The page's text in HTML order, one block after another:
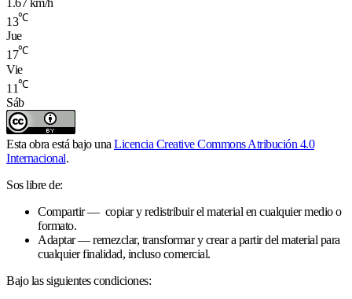
1.67 km/h
13℃
Jue
17℃
Vie
11℃
Sáb
Esta obra está bajo una Licencia Creative Commons Atribución 4.0
Internacional.
Sos libre de:
Compartir — copiar y redistribuir el material en cualquier medio o
formato.
Adaptar — remezclar, transformar y crear a partir del material para
cualquier finalidad, incluso comercial.
Bajo las siguientes condiciones: